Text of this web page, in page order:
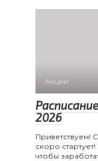
Акции
2026
Приветствуем!
скоро
чтобы